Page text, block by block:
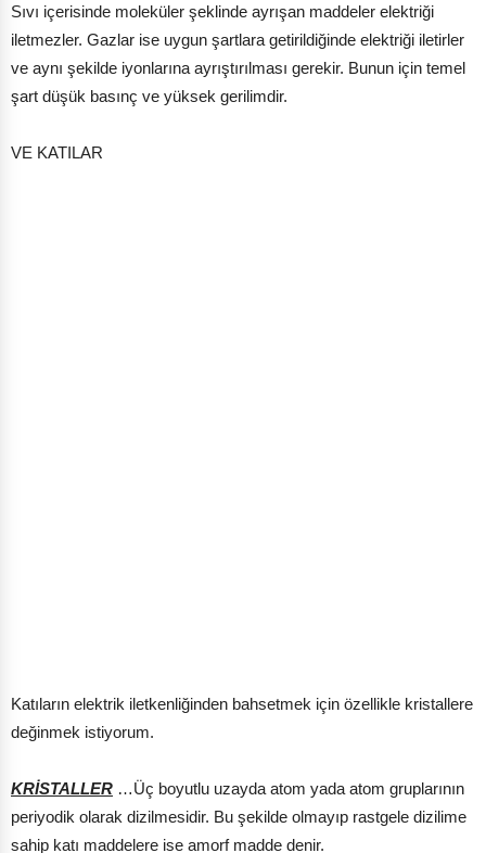
Sıvı içerisinde moleküler şeklinde ayrışan maddeler elektriği
iletmezler. Gazlar ise uygun şartlara getirildiğinde elektriği iletirler
ve aynı şekilde iyonlarına ayrıştırılması gerekir. Bunun için temel
şart düşük basınç ve yüksek gerilimdir.
VE KATILAR
Katıların elektrik iletkenliğinden bahsetmek için özellikle kristallere
değinmek istiyorum.
KRİSTALLER …Üç boyutlu uzayda atom yada atom gruplarının
periyodik olarak dizilmesidir. Bu şekilde olmayıp rastgele dizilime
sahip katı maddelere ise amorf madde denir.